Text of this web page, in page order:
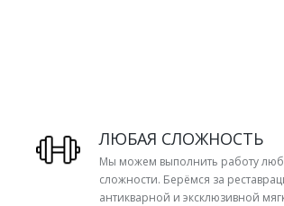
ЛЮБАЯ СЛОЖНОСТЬ
Мы можем выполнить работу
сложности. Берёмся за
антикварной и эксклюзивной